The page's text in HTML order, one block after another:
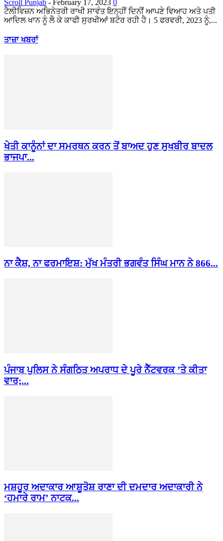
Scroll Punjab - February 17, 2023 0
ਟੈਲੀਵਿਜ਼ਨ ਅਭਿਨੇਤਰੀ ਰਾਖੀ ਸਾਵੰਤ ਇਨ੍ਹੀਂ ਦਿਨੀਂ ਆਪਣੇ ਵਿਆਹ ਅਤੇ ਪਤੀ
ਆਦਿਲ ਖਾਨ ਨੂੰ ਲੈ ਕੇ ਕਾਫੀ ਸੁਰਖੀਆਂ ਬਟੋਰ ਰਹੀ ਹੈ। 5 ਫਰਵਰੀ, 2023 ਨੂੰ,...
ਤਾਜ਼ਾ ਖਬਰਾਂ
ਖੇਤੀ ਕਾਨੂੰਨਾਂ ਦਾ ਸਮਰਥਨ ਕਰਨ ਤੋਂ ਬਾਅਦ ਹੁਣ ਸੁਖਬੀਰ ਬਾਦਲ
ਭਾਜਪਾ...
ਨਾ ਕੈਸ਼, ਨਾ ਫਰਮਾਇਸ਼: ਮੁੱਖ ਮੰਤਰੀ ਭਗਵੰਤ ਸਿੰਘ ਮਾਨ ਨੇ 866...
ਪੰਜਾਬ ਪੁਲਿਸ ਨੇ ਸੰਗਠਿਤ ਅਪਰਾਧ ਦੇ ਪੂਰੇ ਨੈੱਟਵਰਕ ’ਤੇ ਕੀਤਾ
ਵਾਰ;...
ਮਸ਼ਹੂਰ ਅਦਾਕਾਰ ਆਸ਼ੂਤੋਸ਼ ਰਾਣਾ ਦੀ ਦਮਦਾਰ ਅਦਾਕਾਰੀ ਨੇ
‘ਹਮਾਰੇ ਰਾਮ’ ਨਾਟਕ...